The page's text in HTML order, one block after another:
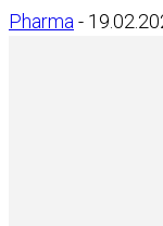
Pharma -